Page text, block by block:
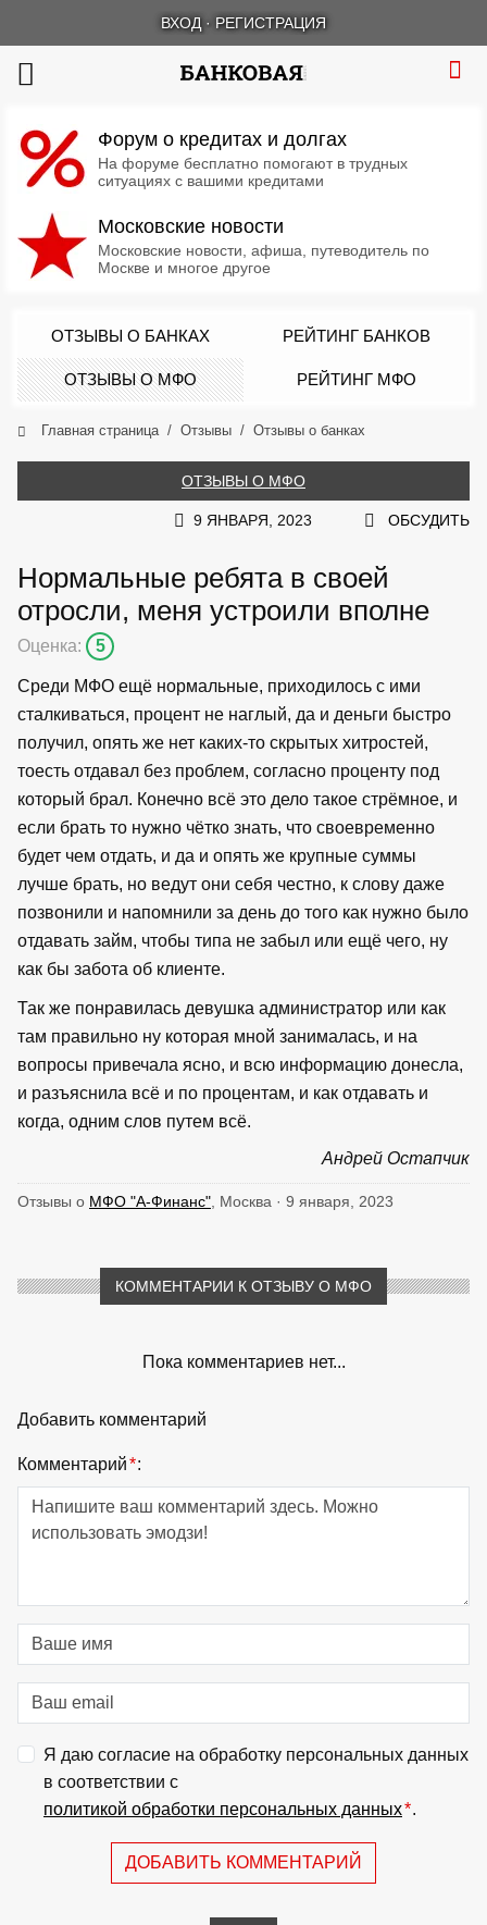
ВХОД · РЕГИСТРАЦИЯ
Форум о кредитах и долгах
На форуме бесплатно помогают в трудных
ситуациях с вашими кредитами
Московские новости
Московские новости, афиша, путеводитель по
Москве и многое другое
ОТЗЫВЫ О БАНКАХ РЕЙТИНГ БАНКОВ
ОТЗЫВЫ О МФО РЕЙТИНГ МФО
Главная страница Отзывы Отзывы о банках
ОТЗЫВЫ О МФО
9 ЯНВАРЯ, 2023 ОБСУДИТЬ
Нормальные ребята в своей
отросли, меня устроили вполне
Оценка: 5
Среди МФО ещё нормальные, приходилось с ими
сталкиваться, процент не наглый, да и деньги быстро
получил, опять же нет каких-то скрытых хитростей,
тоесть отдавал без проблем, согласно проценту под
который брал. Конечно всё это дело такое стрёмное, и
если брать то нужно чётко знать, что своевременно
будет чем отдать, и да и опять же крупные суммы
лучше брать, но ведут они себя честно, к слову даже
позвонили и напомнили за день до того как нужно было
отдавать займ, чтобы типа не забыл или ещё чего, ну
как бы забота об клиенте.
Так же понравилась девушка администратор или как
там правильно ну которая мной занималась, и на
вопросы привечала ясно, и всю информацию донесла,
и разъяснила всё и по процентам, и как отдавать и
когда, одним слов путем всё.
Андрей Остапчик
Отзывы о МФО "А-Финанс" , Москва · 9 января, 2023
КОММЕНТАРИИ К ОТЗЫВУ О МФО
Пока комментариев нет...
Добавить комментарий
Комментарий*:
Я даю согласие на обработку персональных данных
в соответствии с
политикой обработки персональных данных*.
ДОБАВИТЬ КОММЕНТАРИЙ